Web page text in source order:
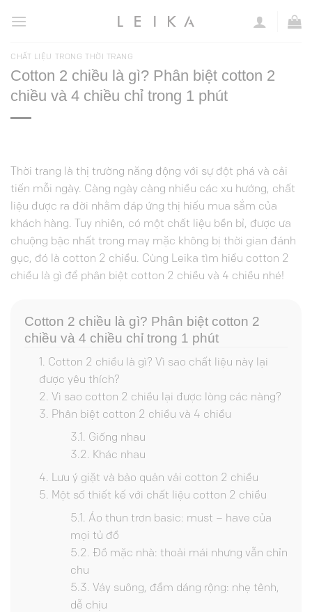
đến
dungCHẤT LIỆU TRONG THỜI TRANG
Cotton 2 chiều là gì? Phân biệt cotton 2
chiều và 4 chiều chỉ trong 1 phút
Thời trang là thị trường năng động với sự đột phá và cải
tiến mỗi ngày. Càng ngày càng nhiều các xu hướng, chất
liệu được ra đời nhằm đáp ứng thị hiếu mua sắm của
khách hàng. Tuy nhiên, có một chất liệu bền bỉ, được ưa
chuộng bậc nhất trong may mặc không bị thời gian đánh
gục, đó là cotton 2 chiều. Cùng Leika tìm hiểu cotton 2
chiều là gì để phân biệt cotton 2 chiều và 4 chiều nhé!
Cotton 2 chiều là gì? Phân biệt cotton 2
chiều và 4 chiều chỉ trong 1 phút
Cotton 2 chiều là gì? Vì sao chất liệu này lại
được yêu thích?
Vì sao cotton 2 chiều lại được lòng các nàng?
Phân biệt cotton 2 chiều và 4 chiều
Giống nhau
Khác nhau
Lưu ý giặt và bảo quản vải cotton 2 chiều
Một số thiết kế với chất liệu cotton 2 chiều
Áo thun trơn basic: must – have của
mọi tủ đồ
Đồ mặc nhà: thoải mái nhưng vẫn chỉn
chu
Váy suông, đầm dáng rộng: nhẹ tênh,
dễ chịu